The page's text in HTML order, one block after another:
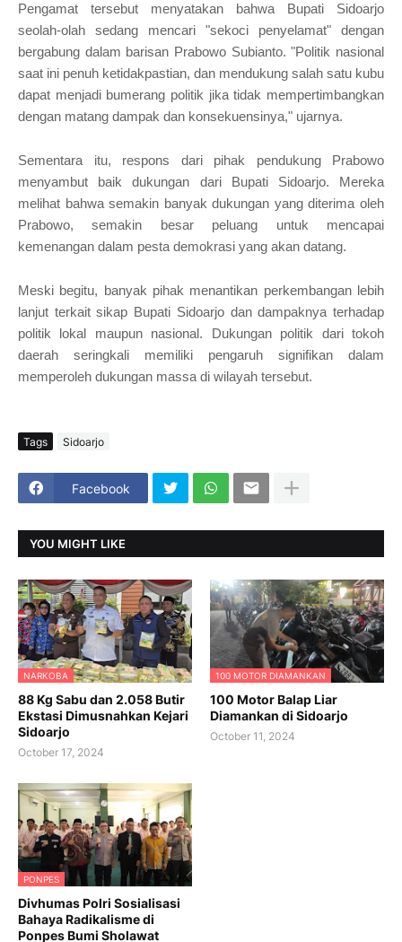
Pengamat tersebut menyatakan bahwa Bupati Sidoarjo
seolah-olah sedang mencari "sekoci penyelamat" dengan
bergabung dalam barisan Prabowo Subianto. "Politik nasional
saat ini penuh ketidakpastian, dan mendukung salah satu kubu
dapat menjadi bumerang politik jika tidak mempertimbangkan
dengan matang dampak dan konsekuensinya," ujarnya.
Sementara itu, respons dari pihak pendukung Prabowo
menyambut baik dukungan dari Bupati Sidoarjo. Mereka
melihat bahwa semakin banyak dukungan yang diterima oleh
Prabowo, semakin besar peluang untuk mencapai
kemenangan dalam pesta demokrasi yang akan datang.
Meski begitu, banyak pihak menantikan perkembangan lebih
lanjut terkait sikap Bupati Sidoarjo dan dampaknya terhadap
politik lokal maupun nasional. Dukungan politik dari tokoh
daerah seringkali memiliki pengaruh signifikan dalam
memperoleh dukungan massa di wilayah tersebut.
Tags Sidoarjo
Facebook
YOU MIGHT LIKE
NARKOBA
88 Kg Sabu dan 2.058 Butir
Ekstasi Dimusnahkan Kejari
Sidoarjo
October 17, 2024
100 MOTOR DIAMANKAN
100 Motor Balap Liar
Diamankan di Sidoarjo
October 11, 2024
PONPES
Divhumas Polri Sosialisasi
Bahaya Radikalisme di
Ponpes Bumi Sholawat